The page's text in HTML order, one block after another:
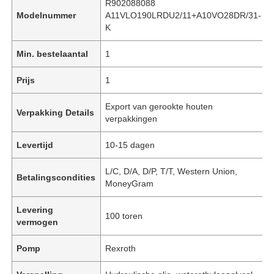
Modelnummer
R902088088
A11VLO190LRDU2/11+A10VO28DR/31-
K
Min. bestelaantal 1
Prijs 1
Verpakking Details
Export van gerookte houten
verpakkingen
Levertijd 10-15 dagen
Betalingscondities
L/C, D/A, D/P, T/T, Western Union,
MoneyGram
Levering
vermogen
100 toren
Pomp Rexroth